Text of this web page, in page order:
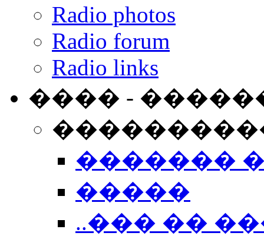
Radio photos
Radio forum
Radio links
���� -
�������
�����
..��� ��